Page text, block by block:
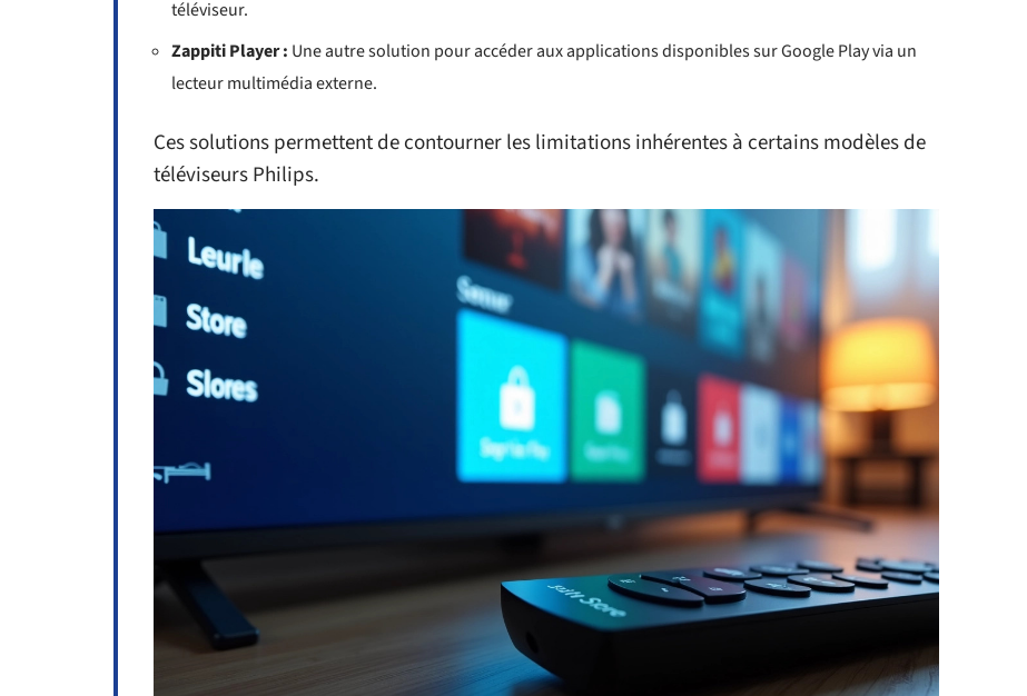
téléviseur.
Zappiti Player : Une autre solution pour accéder aux applications disponibles sur Google Play via un
lecteur multimédia externe.
Ces solutions permettent de contourner les limitations inhérentes à certains modèles de
téléviseurs Philips.